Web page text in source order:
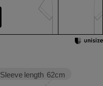
Sleeve length 62cm